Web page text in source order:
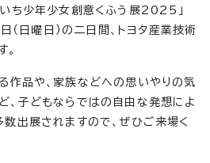
いち少年少女創意くふう展2025」
（日曜日）の二日間、トヨタ産業技術
作品や、家族などへの思いやりの気
、子どもならではの自由な発想によ
出展されますので、ぜひご来場く